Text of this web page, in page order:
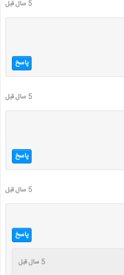
5 سال قبل
پاسخ
5 سال قبل
پاسخ
5 سال قبل
پاسخ
5 سال قبل